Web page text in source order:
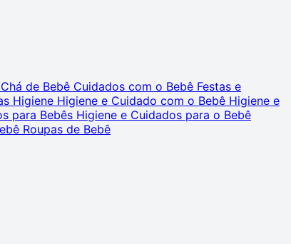
Chá de Bebê Cuidados com o Bebê Festas e
Higiene Higiene e Cuidado com o Bebê Higiene e
para Bebês Higiene e Cuidados para o Bebê
Roupas de Bebê